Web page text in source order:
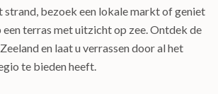
strand, bezoek een lokale markt of geniet
een terras met uitzicht op zee. Ontdek de
en laat u verrassen door al het
te bieden heeft.